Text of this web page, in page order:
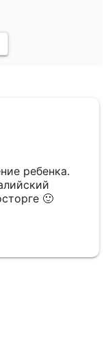
ребенка.
🙂